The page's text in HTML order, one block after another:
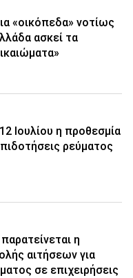
«οικόπεδα» νοτίως
ασκεί τα
Ιουλίου η προθεσμία
ρεύματος
η
αιτήσεων για
σε επιχειρήσεις